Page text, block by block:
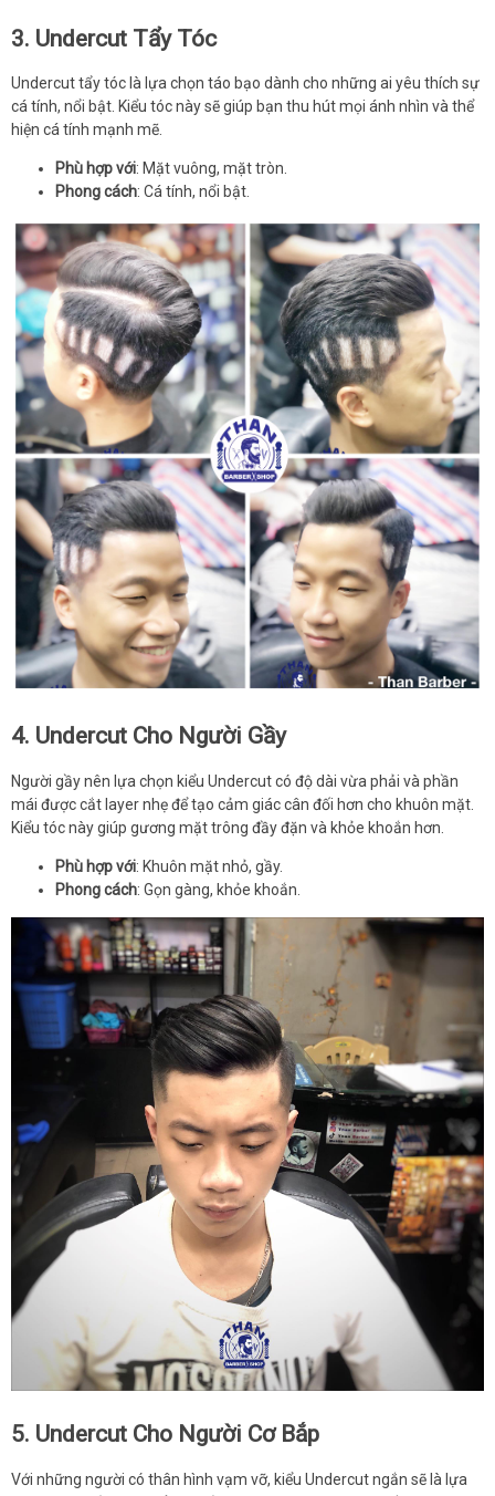
3. Undercut Tẩy Tóc
Undercut tẩy tóc là lựa chọn táo bạo dành cho những ai yêu thích sự
cá tính, nổi bật. Kiểu tóc này sẽ giúp bạn thu hút mọi ánh nhìn và thể
hiện cá tính mạnh mẽ.
Phù hợp với: Mặt vuông, mặt tròn.
Phong cách: Cá tính, nổi bật.
4. Undercut Cho Người Gầy
Người gầy nên lựa chọn kiểu Undercut có độ dài vừa phải và phần
mái được cắt layer nhẹ để tạo cảm giác cân đối hơn cho khuôn mặt.
Kiểu tóc này giúp gương mặt trông đầy đặn và khỏe khoắn hơn.
Phù hợp với: Khuôn mặt nhỏ, gầy.
Phong cách: Gọn gàng, khỏe khoắn.
5. Undercut Cho Người Cơ Bắp
Với những người có thân hình vạm vỡ, kiểu Undercut ngắn sẽ là lựa